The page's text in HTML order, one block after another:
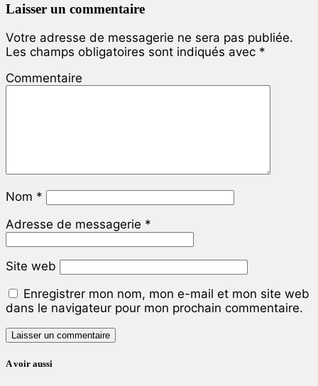
Laisser un commentaire
Votre adresse de messagerie ne sera pas publiée.
Les champs obligatoires sont indiqués avec *
Commentaire
Nom *
Adresse de messagerie *
Site web
Enregistrer mon nom, mon e-mail et mon site web
dans le navigateur pour mon prochain commentaire.
A voir aussi